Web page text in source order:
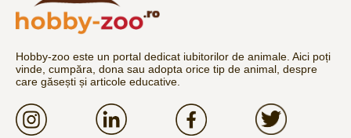
Hobby-zoo este un portal dedicat iubitorilor de animale. Aici poți
vinde, cumpăra, dona sau adopta orice tip de animal, despre
care găsești și articole educative.